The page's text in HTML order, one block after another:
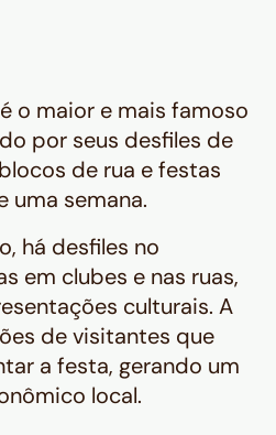
é o maior e mais famoso
por seus desfiles de
de rua e festas
uma semana.
há desfiles no
em clubes e nas ruas,
culturais. A
de visitantes que
a festa, gerando um
local.